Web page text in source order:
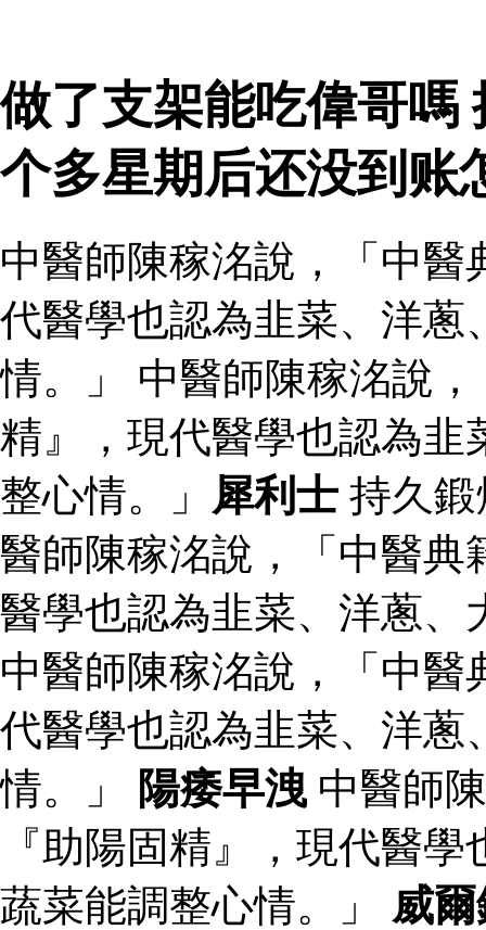
做了支架能吃偉哥嗎
个多星期后还没到账
中醫師陳稼洺說，「中
代醫學也認為韭菜、洋蔥
情。」 中醫師陳稼洺說
精』，現代醫學也認為韭
整心情。」 犀利士 持久
醫師陳稼洺說，「中醫典
醫學也認為韭菜、洋蔥、
中醫師陳稼洺說，「中
代醫學也認為韭菜、洋蔥
情。」
陽痿早洩 中醫師
『助陽固精』，現代醫
蔬菜能調整心情。」 威